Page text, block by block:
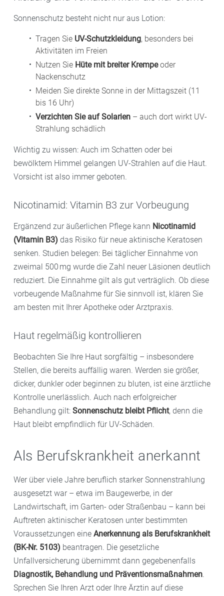
Sonnenschutz besteht nicht nur aus Lotion:
Tragen Sie UV-Schutzkleidung, besonders bei
Aktivitäten im Freien
Nutzen Sie Hüte mit breiter Krempeoder
Nackenschutz
Meiden Sie direkte Sonne in der Mittagszeit (11
bis 16 Uhr)
Verzichten Sie auf Solarien – auch dort wirkt UV-
Strahlung schädlich
Wichtig zu wissen: Auch im Schatten oder bei
bewölktem Himmel gelangen UV-Strahlen auf die Haut.
Vorsicht ist also immer geboten.
Nicotinamid: Vitamin B3 zur Vorbeugung
Ergänzend zur äußerlichen Pflege kann Nicotinamid
(Vitamin B3) das Risiko für neue aktinische Keratosen
senken. Studien belegen: Bei täglicher Einnahme von
zweimal 500 mg wurde die Zahl neuer Läsionen deutlich
reduziert. Die Einnahme gilt als gut verträglich. Ob diese
vorbeugende Maßnahme für Sie sinnvoll ist, klären Sie
am besten mit Ihrer Apotheke oder Arztpraxis.
Haut regelmäßig kontrollieren
Beobachten Sie Ihre Haut sorgfältig – insbesondere
Stellen, die bereits auffällig waren. Werden sie größer,
dicker, dunkler oder beginnen zu bluten, ist eine ärztliche
Kontrolle unerlässlich. Auch nach erfolgreicher
Behandlung gilt: Sonnenschutz bleibt Pflicht, denn die
Haut bleibt empfindlich für UV-Schäden.
Als Berufskrankheit anerkannt
Wer über viele Jahre beruflich starker Sonnenstrahlung
ausgesetzt war – etwa im Baugewerbe, in der
Landwirtschaft, im Garten- oder Straßenbau – kann bei
Auftreten aktinischer Keratosen unter bestimmten
Voraussetzungen eine Anerkennung als Berufskrankheit
(BK-Nr. 5103) beantragen. Die gesetzliche
Unfallversicherung übernimmt dann gegebenenfalls
Diagnostik, Behandlung und Präventionsmaßnahmen.
Sprechen Sie Ihren Arzt oder Ihre Ärztin auf diese